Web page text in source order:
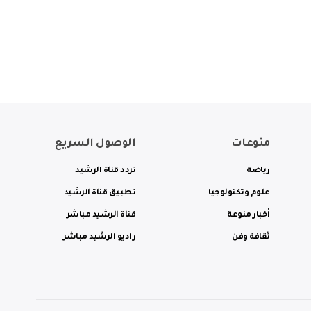
منوعات
رياضة
علوم وتكنولوجيا
أخبار منوعة
ثقافة وفن
الوصول السريع
تردد قناة الرشيد
تطبيق قناة الرشيد
قناة الرشيد مباشر
راديو الرشيد مباشر